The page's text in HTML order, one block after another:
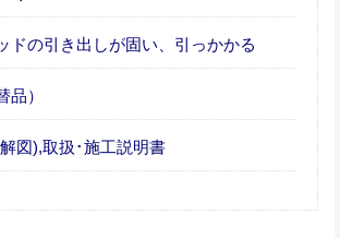
ドの引き出しが固い、引っかかる
品）
図),取扱･施工説明書